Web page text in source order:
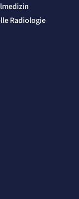
Radiologie